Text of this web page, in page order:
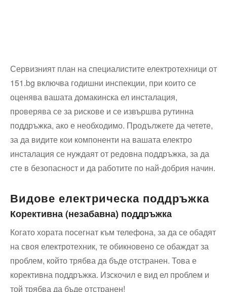
Сервизният план на специалистите електротехници от
151.bg включва годишни инспекции, при които се
оценява вашата домакинска ел инсталация,
проверява се за рискове и се извършва рутинна
поддръжка, ако е необходимо. Продължете да четете,
за да видите кои компоненти на вашата електро
инсталация се нуждаят от редовна поддръжка, за да
сте в безопасност и да работите по най-добрия начин.
Видове електрическа поддръжка
Корективна (незабавна) поддръжка
Когато хората посегнат към телефона, за да се обадят
на своя електротехник, те обикновено се обаждат за
проблем, който трябва да бъде отстранен. Това е
корективна поддръжка. Изскочил е вид ел проблем и
той трябва да бъде отстранен!